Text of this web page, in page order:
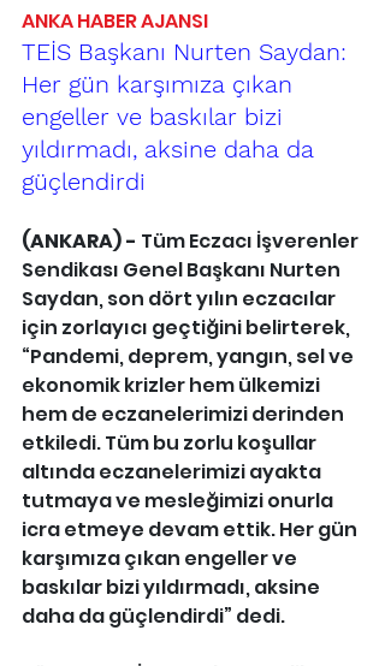
ANKA HABER AJANSI
TEİS Başkanı Nurten Saydan:
Her gün karşımıza çıkan
engeller ve baskılar bizi
yıldırmadı, aksine daha da
güçlendirdi
(ANKARA) - Tüm Eczacı İşverenler
Sendikası Genel Başkanı Nurten
Saydan, son dört yılın eczacılar
için zorlayıcı geçtiğini belirterek,
“Pandemi, deprem, yangın, sel ve
ekonomik krizler hem ülkemizi
hem de eczanelerimizi derinden
etkiledi. Tüm bu zorlu koşullar
altında eczanelerimizi ayakta
tutmaya ve mesleğimizi onurla
icra etmeye devam ettik. Her gün
karşımıza çıkan engeller ve
baskılar bizi yıldırmadı, aksine
daha da güçlendirdi” dedi.